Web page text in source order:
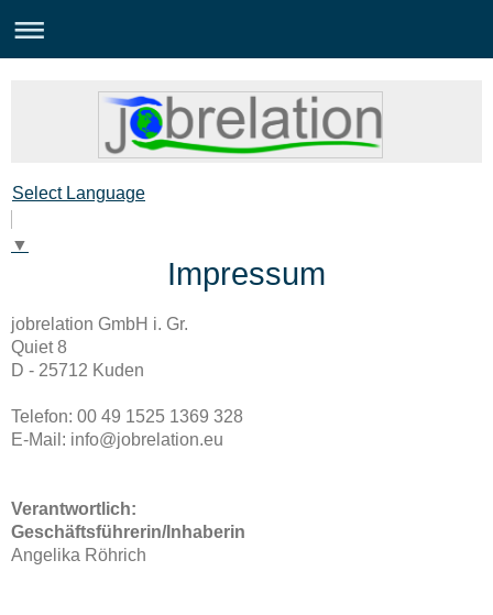
Select Language
▼
Impressum
jobrelation GmbH i. Gr.
Quiet 8
D - 25712 Kuden
Telefon: 00 49 1525 1369 328
E-Mail: info@jobrelation.eu
Verantwortlich:
Geschäftsführerin/Inhaberin
Angelika Röhrich